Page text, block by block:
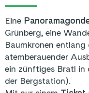
Eine
Grünberg, eine
Baumkronen
atemberauender
ein zünftiges Bratl in
der Bergstation).